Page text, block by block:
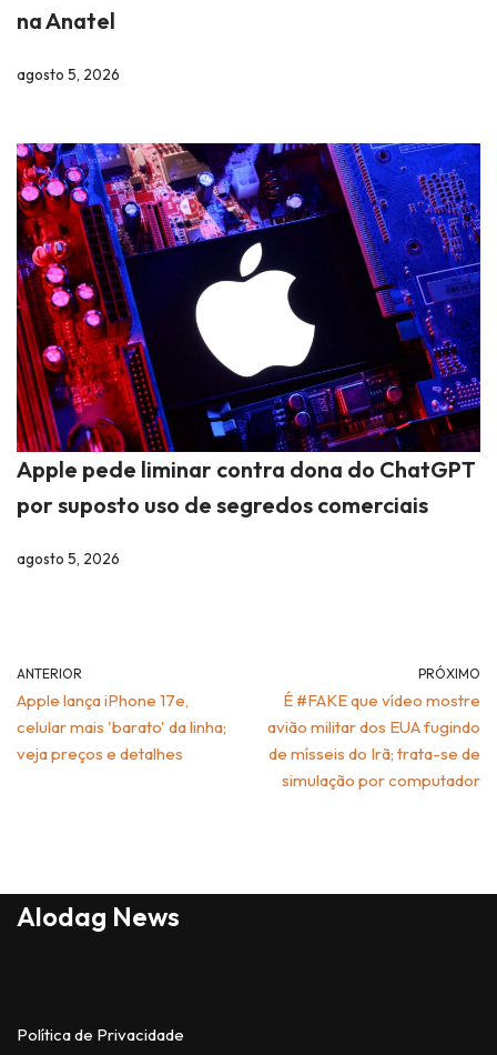
na Anatel
agosto 5, 2026
Apple pede liminar contra dona do ChatGPT
por suposto uso de segredos comerciais
agosto 5, 2026
ANTERIOR
Apple lança iPhone 17e,
celular mais 'barato' da linha;
veja preços e detalhes
PRÓXIMO
É #FAKE que vídeo mostre
avião militar dos EUA fugindo
de mísseis do Irã; trata-se de
simulação por computador
Alodag News
Política de Privacidade